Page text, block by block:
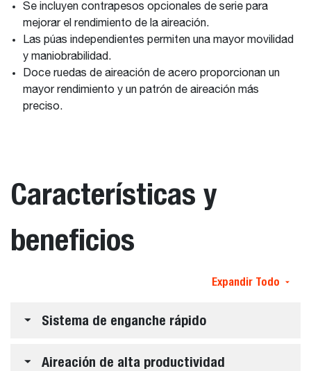
Se incluyen contrapesos opcionales de serie para
mejorar el rendimiento de la aireación.
Las púas independientes permiten una mayor movilidad
y maniobrabilidad.
Doce ruedas de aireación de acero proporcionan un
mayor rendimiento y un patrón de aireación más
preciso.
Características y
beneficios
Expandir Todo
Sistema de enganche rápido
Aireación de alta productividad